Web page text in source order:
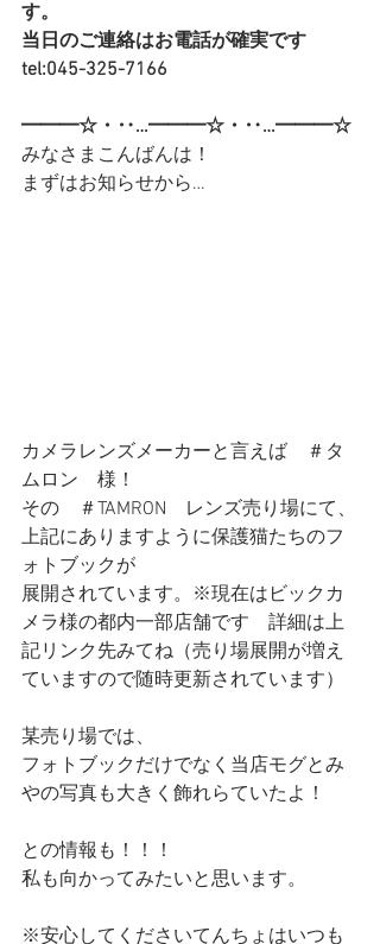
す。
当日のご連絡はお電話が確実です
tel:045-325-7166
━━━☆・‥…━━━☆・‥…━━━☆
みなさまこんばんは！
まずはお知らせから…
カメラレンズメーカーと言えば　＃タ
ムロン　様！
その　＃TAMRON　レンズ売り場にて、
上記にありますように保護猫たちのフ
ォトブックが
展開されています。※現在はビックカ
メラ様の都内一部店舗です　詳細は上
記リンク先みてね（売り場展開が増え
ていますので随時更新されています）
某売り場では、
フォトブックだけでなく当店モグとみ
やの写真も大きく飾れらていたよ！
との情報も！！！
私も向かってみたいと思います。
※安心してくださいてんちょはいつも